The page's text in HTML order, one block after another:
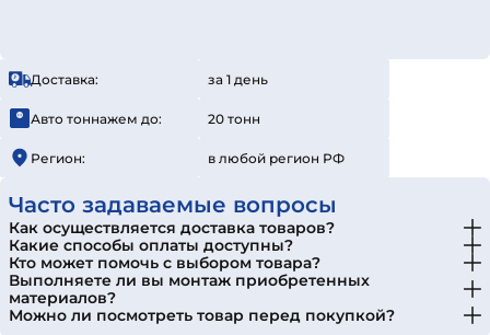
Доставка: за 1 день
Авто тоннажем до: 20 тонн
Регион: в любой регион РФ
Часто задаваемые вопросы
Как осуществляется доставка товаров?
Какие способы оплаты доступны?
Кто может помочь с выбором товара?
Выполняете ли вы монтаж приобретенных
материалов?
Можно ли посмотреть товар перед покупкой?